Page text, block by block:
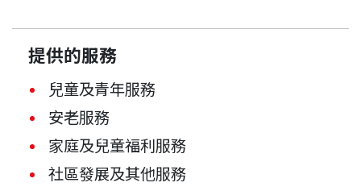
提供的服務
兒童及青年服務
安老服務
家庭及兒童福利服務
社區發展及其他服務